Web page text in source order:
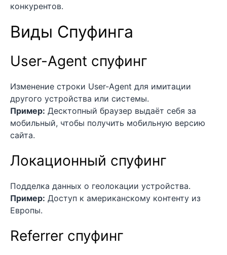
конкурентов.
Виды Спуфинга
User-Agent спуфинг
Изменение строки User-Agent для имитации
другого устройства или системы.
Пример: Десктопный браузер выдаёт себя за
мобильный, чтобы получить мобильную версию
сайта.
Локационный спуфинг
Подделка данных о геолокации устройства.
Пример: Доступ к американскому контенту из
Европы.
Referrer спуфинг